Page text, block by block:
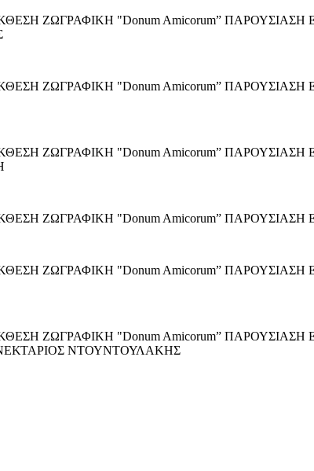
ΕΚΘΕΣΗ ΖΩΓΡΑΦΙΚΗ "Donum Amicorum”
ΖΩΓΡΑΦΙΚΗ "Donum Amicorum”
ΕΚΘΕΣΗ ΖΩΓΡΑΦΙΚΗ "Donum Amicorum”
ΕΚΘΕΣΗ ΖΩΓΡΑΦΙΚΗ "Donum Amicorum”
ΕΚΘΕΣΗ ΖΩΓΡΑΦΙΚΗ "Donum Amicorum”
ΖΩΓΡΑΦΙΚΗ "Donum Amicorum”
ΝΕΚΤΑΡΙΟΣ ΝΤΟΥΝΤΟΥΛΑΚΗΣ